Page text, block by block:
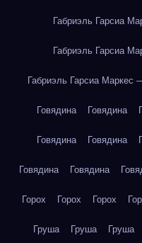
Габриэль Гарсиа
Габриэль Гарсиа
Габриэль Гарсиа Маркес
Говядина Говядина
Говядина Говядина
Говядина Говядина
Горох Горох Горох
Груша Груша Груша